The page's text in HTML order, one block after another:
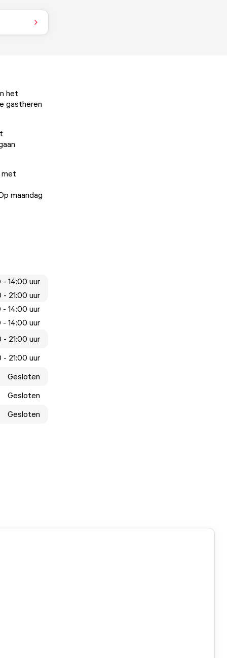
het
gastheren
met
maandag
- 14:00 uur
- 21:00 uur
- 14:00 uur
- 14:00 uur
- 21:00 uur
- 21:00 uur
Gesloten
Gesloten
Gesloten